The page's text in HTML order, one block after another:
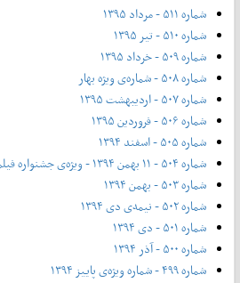
شماره ۵۱۱ - مرداد ۱۳۹۵
شماره ۵۱۰ - تیر ۱۳۹۵
شماره ۵۰۹ - خرداد ۱۳۹۵
شماره ۵۰۸ - شماره‌ی ویژه بهار
شماره ۵۰۷ - اردیبهشت ۱۳۹۵
شماره ۵۰۶ - فروردین ۱۳۹۵
شماره ۵۰۵ - اسفند ۱۳۹۴
شماره ۵۰۴ - ۱۱ بهمن ۱۳۹۴ - ویژه‌ی جشنواره فیلم فجر
شماره ۵۰۳ - بهمن ۱۳۹۴
شماره ۵۰۲ - نیمه‌ی دی ۱۳۹۴
شماره ۵۰۱ - دی ۱۳۹۴
شماره ۵۰۰ - آذر ۱۳۹۴
شماره ۴۹۹ - شماره ویژه‌ی پاییز ۱۳۹۴